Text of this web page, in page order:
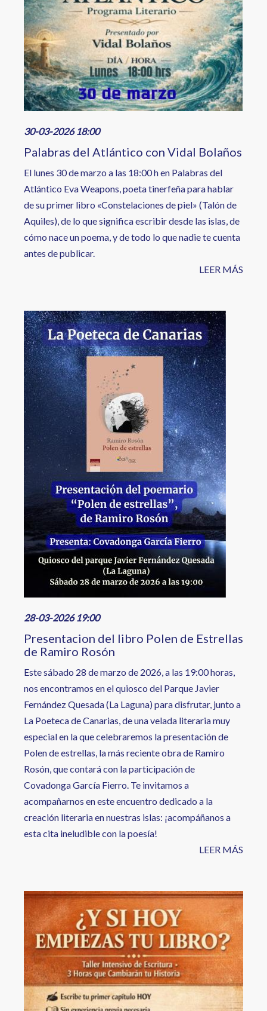
30-03-2026 18:00
Palabras del Atlántico con Vidal Bolaños
El lunes 30 de marzo a las 18:00 h en Palabras del
Atlántico Eva Weapons, poeta tinerfeña para hablar
de su primer libro «Constelaciones de piel» (Talón de
Aquiles), de lo que significa escribir desde las islas, de
cómo nace un poema, y de todo lo que nadie te cuenta
antes de publicar.
LEER MÁS
Image
28-03-2026 19:00
Presentacion del libro Polen de Estrellas
de Ramiro Rosón
Este sábado 28 de marzo de 2026, a las 19:00 horas,
nos encontramos en el quiosco del Parque Javier
Fernández Quesada (La Laguna) para disfrutar, junto a
La Poeteca de Canarias, de una velada literaria muy
especial en la que celebraremos la presentación de
Polen de estrellas, la más reciente obra de Ramiro
Rosón, que contará con la participación de
Covadonga García Fierro. Te invitamos a
acompañarnos en este encuentro dedicado a la
creación literaria en nuestras islas: ¡acompáñanos a
esta cita ineludible con la poesía!
LEER MÁS
Image